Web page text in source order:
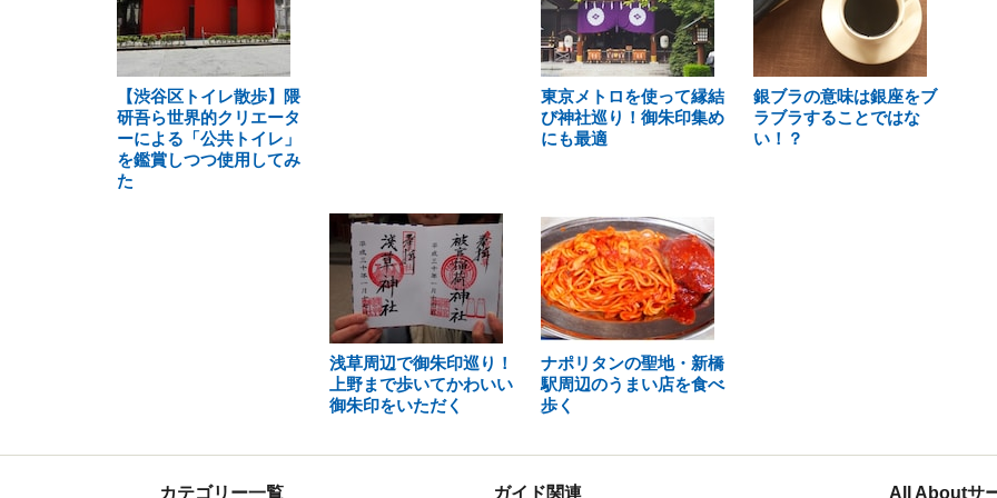
【渋谷区トイレ散歩】隈
研吾ら世界的クリエータ
ーによる「公共トイレ」
を鑑賞しつつ使用してみ
た
東京メトロを使って縁結
び神社巡り！御朱印集め
にも最適
銀ブラの意味は銀座をブ
ラブラすることではな
い！？
浅草周辺で御朱印巡り！
上野まで歩いてかわいい
御朱印をいただく
ナポリタンの聖地・新橋
駅周辺のうまい店を食べ
歩く
カテゴリー一覧 ガイド関連 All Aboutサ